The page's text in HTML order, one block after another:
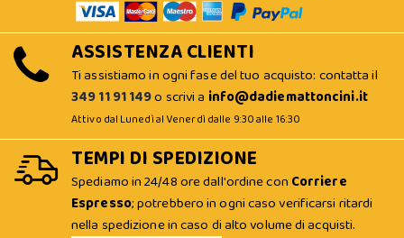
ASSISTENZA CLIENTI
Ti assistiamo in ogni fase del tuo acquisto: contatta il
349 11 91 149o scrivi a info@dadiemattoncini.it
Attivo dal Lunedì al Venerdì dalle 9:30 alle 16:30
TEMPI DI SPEDIZIONE
Spediamo in 24/48 ore dall'ordine con Corriere
Espresso; potrebbero in ogni caso verificarsi ritardi
nella spedizione in caso di alto volume di acquisti.